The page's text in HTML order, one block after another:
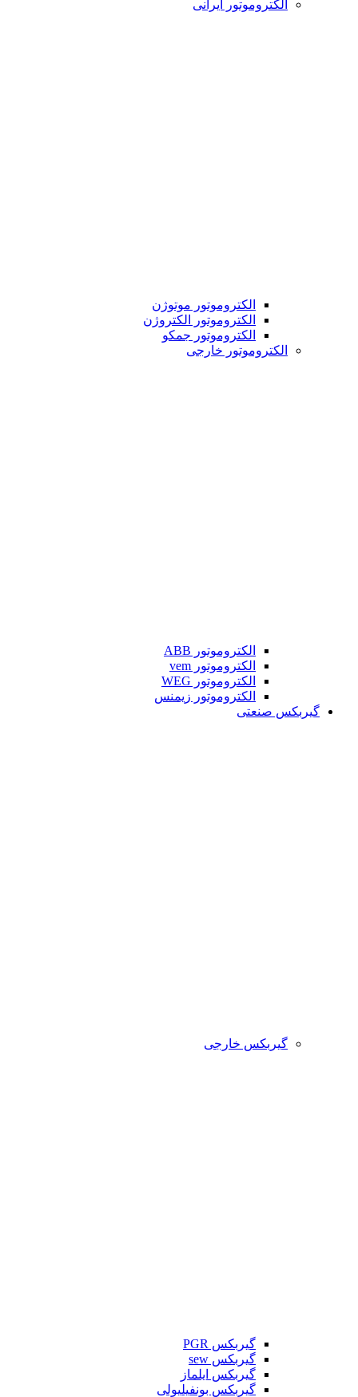
الکتروموتور ایرانی
الکتروموتور موتوژن
الکتروموتور الکتروژن
الکتروموتور جمکو
الکتروموتور خارجی
الکتروموتور ABB
الکتروموتور vem
الکتروموتور WEG
الکتروموتور زیمنس
گیربکس صنعتی
گیربکس خارجی
گیربکس PGR
گیربکس sew
گیربکس ایلماز
گیربکس بونفیلیولی